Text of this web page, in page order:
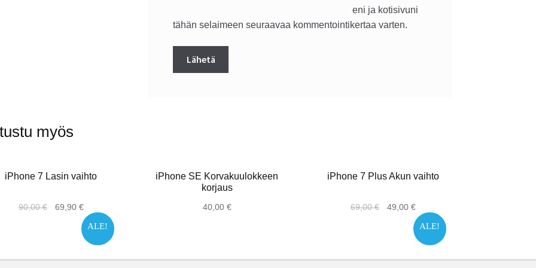
eni ja kotisivuni
tähän selaimeen seuraavaa kommentointikertaa varten.
myös
iPhone 7 Lasin vaihto
ALE!
90,00€ 69,90 €
iPhone SE Korvakuulokkeen
korjaus
40,00 €
iPhone 7 Plus Akun vaihto
ALE!
69,00€ 49,00 €